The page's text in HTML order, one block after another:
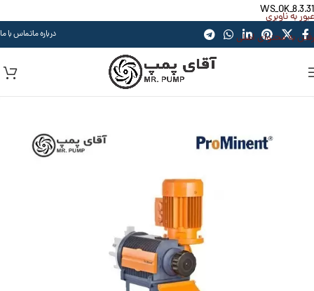
WS_OK_8.3.31
عبور به ناوبری
رفتن به محتوای اصلی
درباره ماتماس با ما